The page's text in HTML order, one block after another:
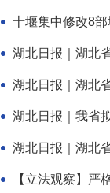
十堰集中修改8
湖北日报｜湖北
湖北日报｜湖北
湖北日报｜我省
湖北日报｜湖北
【立法观察】严